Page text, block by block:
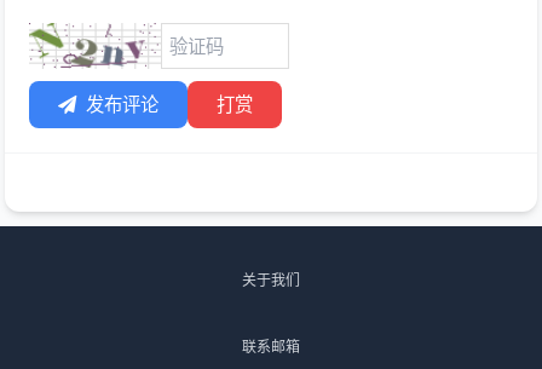
发布评论 打赏
关于我们
联系邮箱